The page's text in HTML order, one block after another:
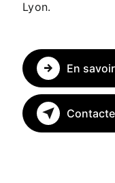
Lyon.
En